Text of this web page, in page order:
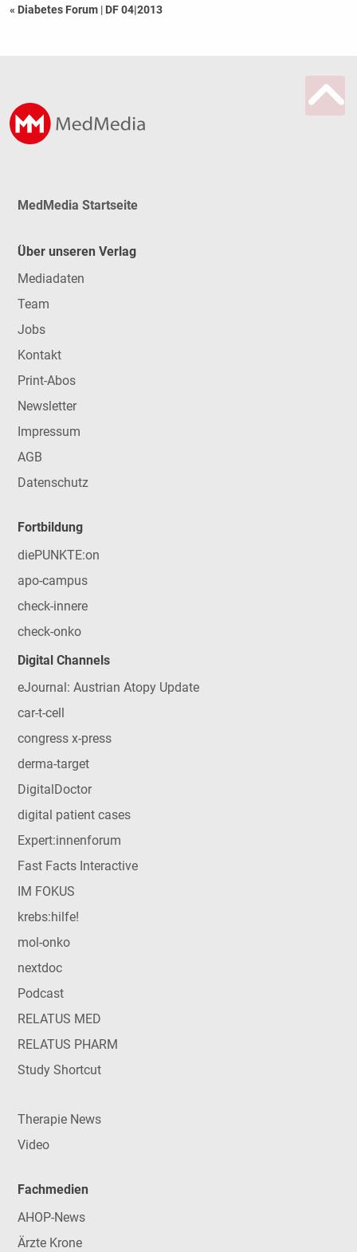
« Diabetes Forum | DF 04|2013
MedMedia Startseite
Über unseren Verlag
Mediadaten
Team
Jobs
Kontakt
Print-Abos
Newsletter
Impressum
AGB
Datenschutz
Fortbildung
diePUNKTE:on
apo-campus
check-innere
check-onko
Digital Channels
eJournal: Austrian Atopy Update
car-t-cell
congress x-press
derma-target
DigitalDoctor
digital patient cases
Expert:innenforum
Fast Facts Interactive
IM FOKUS
krebs:hilfe!
mol-onko
nextdoc
Podcast
RELATUS MED
RELATUS PHARM
Study Shortcut
Therapie News
Video
Fachmedien
AHOP-News
Ärzte Krone